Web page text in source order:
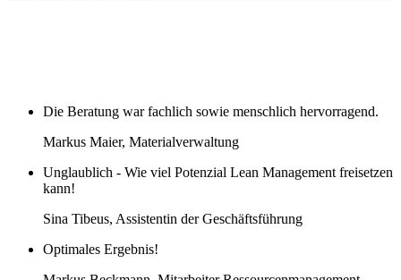
Die Beratung war fachlich sowie menschlich hervorragend.
Markus Maier, Materialverwaltung
Unglaublich - Wie viel Potenzial Lean Management freisetzen
kann!
Sina Tibeus, Assistentin der Geschäftsführung
Optimales Ergebnis!